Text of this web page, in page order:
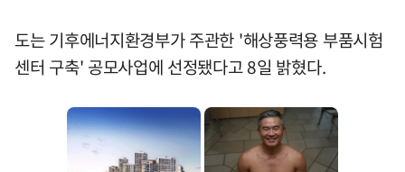
도는 기후에너지환경부가 주관한 '해상풍력용 부품시험
센터 구축' 공모사업에 선정됐다고 8일 밝혔다.